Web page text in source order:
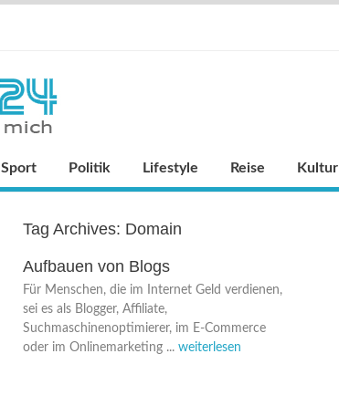
Sport Politik Lifestyle Reise Kultur
Tag Archives: Domain
Aufbauen von Blogs
Für Menschen, die im Internet Geld verdienen,
sei es als Blogger, Affiliate,
Suchmaschinenoptimierer, im E-Commerce
oder im Onlinemarketing ... weiterlesen